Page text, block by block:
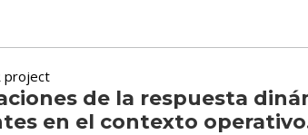
project
de la respuesta
en el contexto